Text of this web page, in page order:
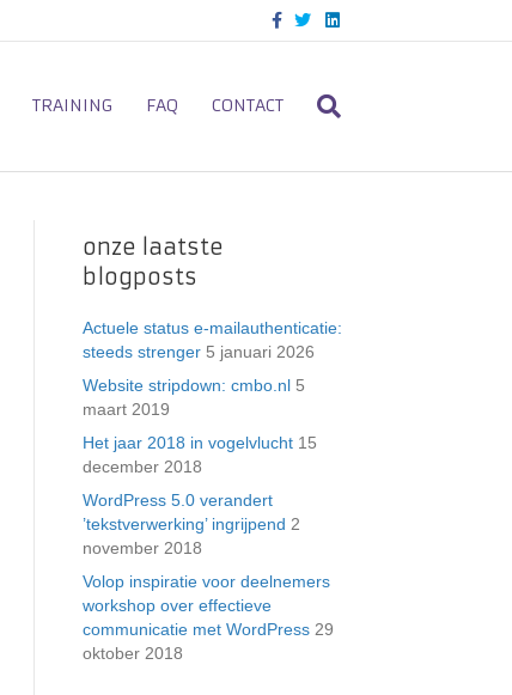
c
o
o
T
i
e
L
n
d
TRAINING FAQ CONTACT
onze laatste
blogposts
Actuele status e-mailauthenticatie:
steeds strenger 5 januari 2026
Website stripdown: cmbo.nl 5
maart 2019
Het jaar 2018 in vogelvlucht 15
december 2018
WordPress 5.0 verandert
’tekstverwerking’ ingrijpend 2
november 2018
Volop inspiratie voor deelnemers
workshop over effectieve
communicatie met WordPress 29
oktober 2018